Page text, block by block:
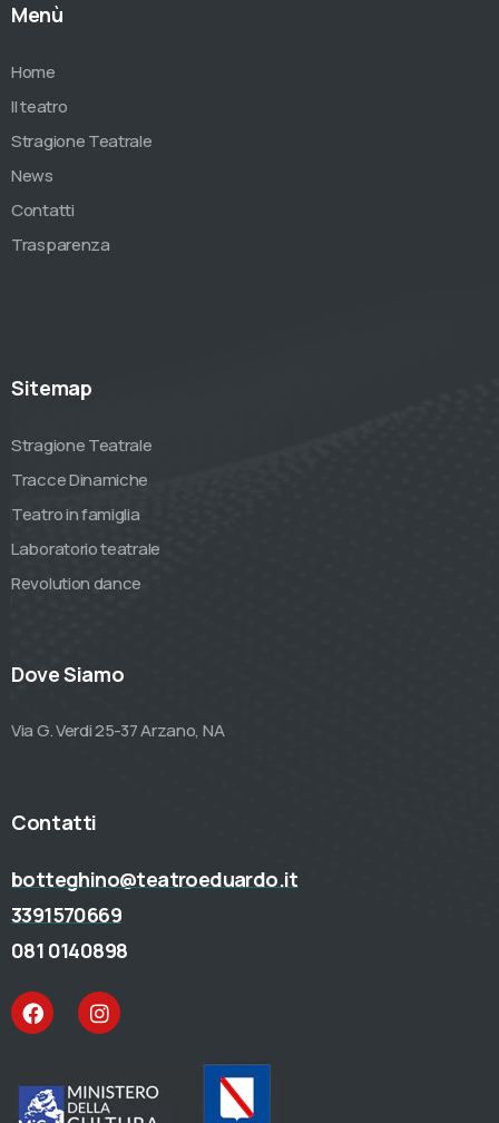
Menù
Home
Il teatro
Stragione Teatrale
News
Contatti
Trasparenza
Sitemap
Stragione Teatrale
Tracce Dinamiche
Teatro in famiglia
Laboratorio teatrale
Revolution dance
Dove Siamo
Via G. Verdi 25-37 Arzano, NA
Contatti
botteghino@teatroeduardo.it
3391570669
081 0140898